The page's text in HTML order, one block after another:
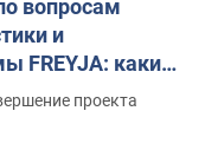
вопросам
и
FREYJA: какие
проекта